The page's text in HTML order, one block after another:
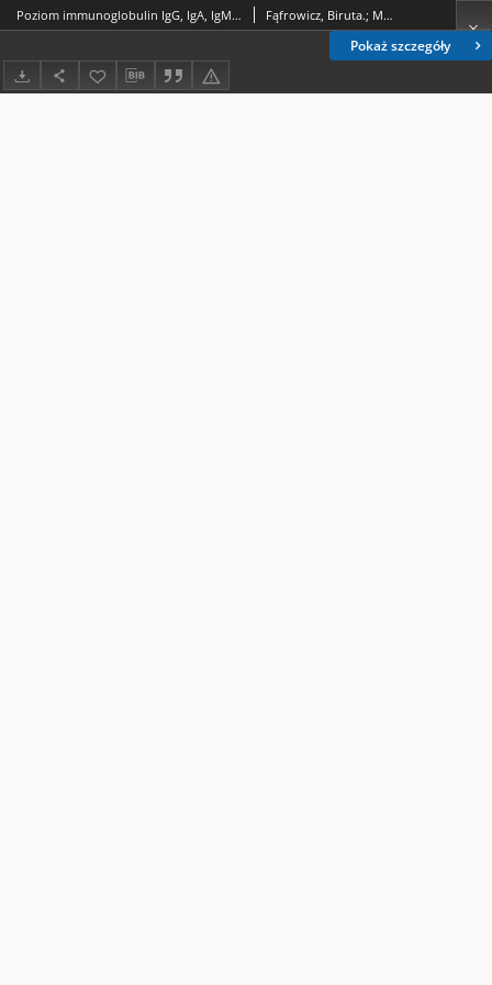
Pokaż szczegóły
Poziom immunoglobulin IgG, IgA, IgM, IgD w surowicy krwi u chorych na gruźlicę płuc Fąfrowicz, Biruta.; Mysakowska, Helena.; Kuś, Leszek.; Sidor-Smaga, Marta (1924-2006).; Tomaszewski, Jeremiasz Jerzy (1930-2017).